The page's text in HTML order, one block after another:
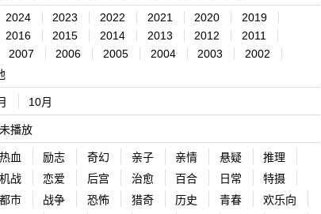
2024 2023 2022 2021 2020
2019
2016 2015 2014 2013 2012
2011
2007 2006 2005 2004 2003
2002
10月
未播放
热血 励志 奇幻 亲子 亲情 悬疑
推理
机战 恋爱 后宫 治愈 百合 日常
特摄
都市 战争 恐怖 猎奇 历史 青春
欢乐向